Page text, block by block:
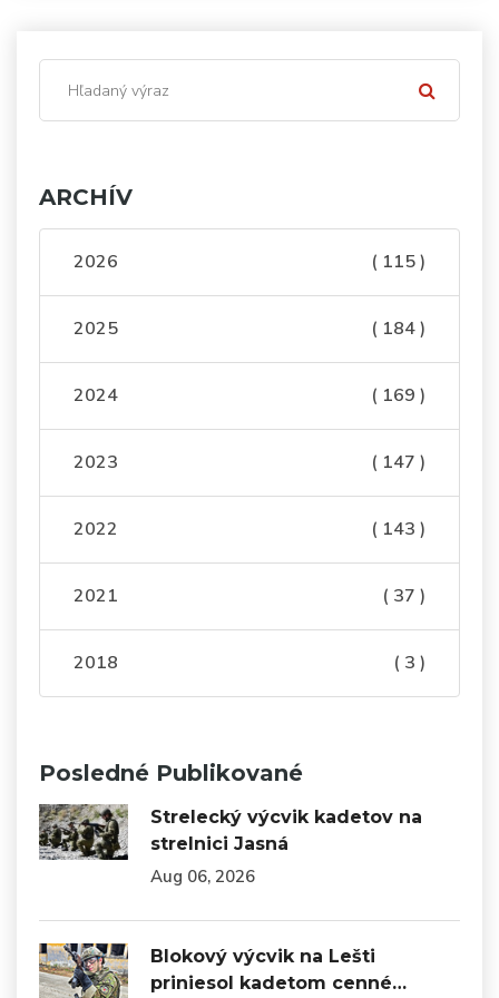
ARCHÍV
2026 ( 115 )
2025 ( 184 )
2024 ( 169 )
2023 ( 147 )
2022 ( 143 )
2021 ( 37 )
2018 ( 3 )
Posledné Publikované
Strelecký výcvik kadetov na
strelnici Jasná
Aug 06, 2026
Blokový výcvik na Lešti
priniesol kadetom cenné…